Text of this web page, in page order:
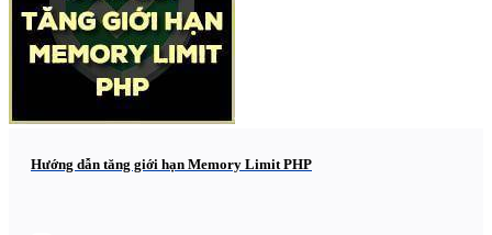
Hướng dẫn tăng giới hạn Memory Limit PHP